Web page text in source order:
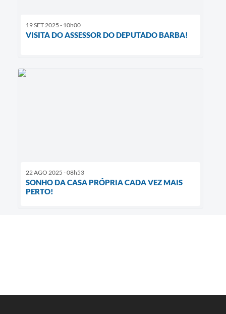
19 SET 2025 - 10h00
VISITA DO ASSESSOR DO DEPUTADO BARBA!
22 AGO 2025 - 08h53
SONHO DA CASA PRÓPRIA CADA VEZ MAIS
PERTO!